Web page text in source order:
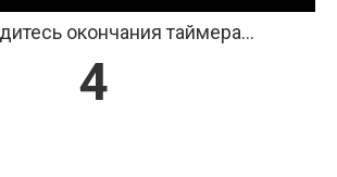
окончания таймера...
4